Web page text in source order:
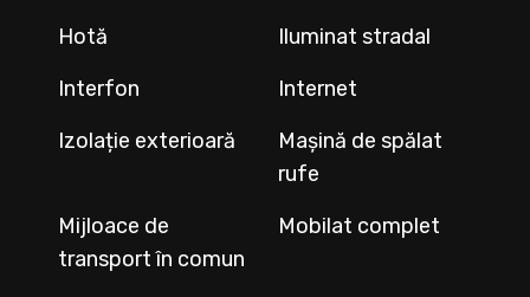
Hotă
Iluminat stradal
Interfon
Internet
Izolație exterioară
Mașină de spălat
rufe
Mijloace de
transport în comun
Mobilat complet